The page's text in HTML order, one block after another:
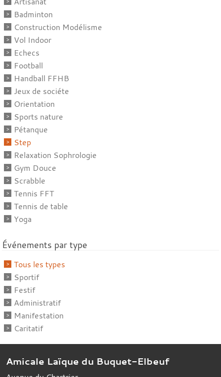
Badminton
Construction Modélisme
Vol Indoor
Echecs
Football
Handball FFHB
Jeux de sociéte
Orientation
Sports nature
Pétanque
Step
Relaxation Sophrologie
Gym Douce
Scrabble
Tennis FFT
Tennis de table
Yoga
Événements par type
Tous les types
Sportif
Festif
Administratif
Manifestation
Caritatif
Amicale Laïque du Buquet-Elbeuf